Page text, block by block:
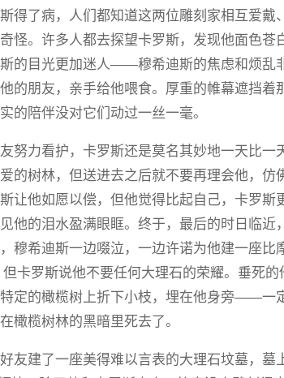
得了病，人们都知道这两位雕刻家相互爱戴
怪。许多人都去探望卡罗斯，发现他面色苍
的目光更加迷人——穆希迪斯的焦虑和烦乱
的朋友，亲手给他喂食。厚重的帷幕遮挡着
的陪伴没对它们动过一丝一毫。
努力看护，卡罗斯还是莫名其妙地一天比一
的树林，但送进去之后就不要再理会他，仿
让他如愿以偿，但他觉得比起自己，卡罗斯
他的泪水盈满眼眶。终于，最后的时日临近
穆希迪斯一边啜泣，一边许诺为他建一座比
卡罗斯说他不要任何大理石的荣耀。垂死的
定的橄榄树上折下小枝，埋在他身旁——一
橄榄树林的黑暗里死去了。
友建了一座美得难以言表的大理石坟墓，墓